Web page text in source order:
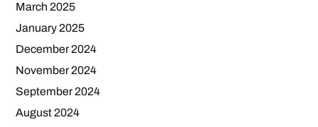
March 2025
January 2025
December 2024
November 2024
September 2024
August 2024